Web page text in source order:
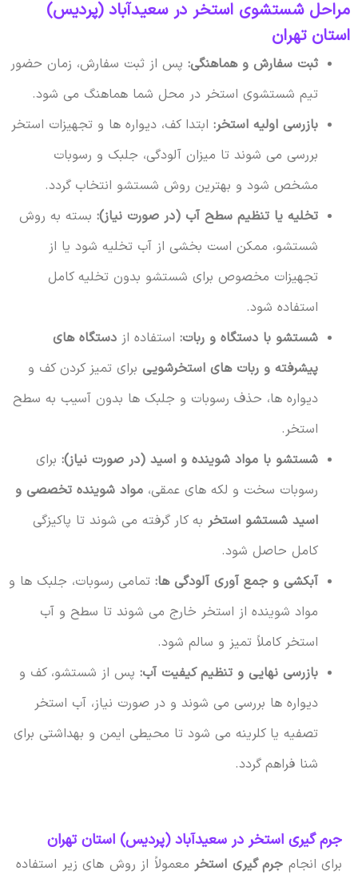
مراحل شستشوی استخر در سعیدآباد (پردیس)
استان تهران
ثبت سفارش و هماهنگی:پس از ثبت سفارش، زمان حضور
تیم شستشوی استخر در محل شما هماهنگ می شود.
بازرسی اولیه استخر:ابتدا کف، دیواره ها و تجهیزات استخر
بررسی می شوند تا میزان آلودگی، جلبک و رسوبات
مشخص شود و بهترین روش شستشو انتخاب گردد.
تخلیه یا تنظیم سطح آب (در صورت نیاز):بسته به روش
شستشو، ممکن است بخشی از آب تخلیه شود یا از
تجهیزات مخصوص برای شستشو بدون تخلیه کامل
استفاده شود.
شستشو با دستگاه و ربات:استفاده از دستگاه های
پیشرفته و ربات های استخرشوییبرای تمیز کردن کف و
دیواره ها، حذف رسوبات و جلبک ها بدون آسیب به سطح
استخر.
شستشو با مواد شوینده و اسید (در صورت نیاز):برای
رسوبات سخت و لکه های عمقی، مواد شوینده تخصصی و
اسید شستشو استخربه کار گرفته می شوند تا پاکیزگی
کامل حاصل شود.
آبکشی و جمع آوری آلودگی ها:تمامی رسوبات، جلبک ها و
مواد شوینده از استخر خارج می شوند تا سطح و آب
استخر کاملاً تمیز و سالم شود.
بازرسی نهایی و تنظیم کیفیت آب:پس از شستشو، کف و
دیواره ها بررسی می شوند و در صورت نیاز، آب استخر
تصفیه یا کلرینه می شود تا محیطی ایمن و بهداشتی برای
شنا فراهم گردد.
جرم گیری استخر در سعیدآباد (پردیس) استان تهران
برای انجام جرم گیری استخرمعمولاً از روش های زیر استفاده